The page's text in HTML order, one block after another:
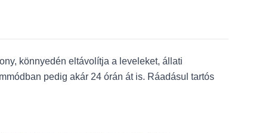
könnyedén eltávolítja a leveleket, állati
pedig akár 24 órán át is. Ráadásul tartós